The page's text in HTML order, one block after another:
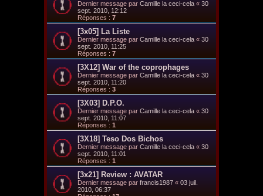
Dernier message par Camille la ceci-cela « 30
sept. 2010, 12:12
Réponses : 7
[3x05] La Liste
Dernier message par Camille la ceci-cela « 30
sept. 2010, 11:25
Réponses : 7
[3X12] War of the coprophages
Dernier message par Camille la ceci-cela « 30
sept. 2010, 11:20
Réponses : 3
[3X03] D.P.O.
Dernier message par Camille la ceci-cela « 30
sept. 2010, 11:07
Réponses : 1
[3X18] Teso Dos Bichos
Dernier message par Camille la ceci-cela « 30
sept. 2010, 11:01
Réponses : 1
[3x21] Review : AVATAR
Dernier message par francis1987 « 03 juil.
2010, 06:37